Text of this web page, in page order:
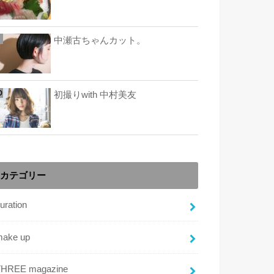
中瀬古ちゃんカット。
初撮りwith 中村美友
カテゴリー
up
magazine